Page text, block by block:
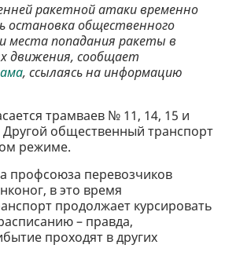
ракетной атаки временно
остановка общественного
места попадания ракеты в
движения, сообщает
, ссылаясь на информацию
трамваев № 11, 14, 15 и
общественный транспорт
режиме.
профсоюза перевозчиков
в это время
продолжает курсировать
– правда,
проходят в других